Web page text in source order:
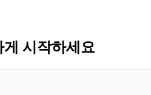
시작하세요